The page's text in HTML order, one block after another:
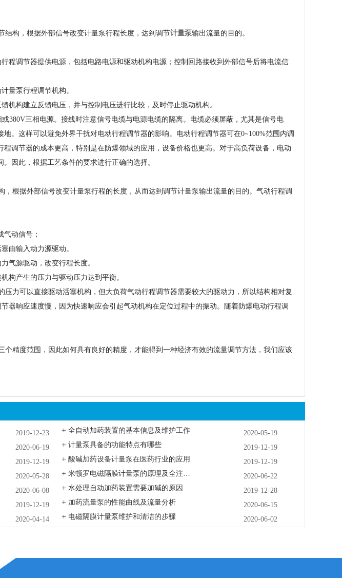
构，根据外部信号改变计量泵行程长度，达到调节计量泵输出流量的目的。
程调节器提供电源，包括电路电源和驱动机构电源；控制回路接收到外部信号后将电流信
量泵行程调节机构。
构建立反馈电压，并与控制电压进行比较，及时停止驱动机构。
380V三相电源。接线时注意信号电缆与电源电缆的隔离。电缆必须屏蔽，尤其是信号电
。这样可以避免外界干扰对电动行程调节器的影响。电动行程调节器可在0~100%范围内调
调节器的成本更高，特别是在防爆领域的应用，设备价格也更高。对于高负荷设备，电动
因此，根据工艺条件的要求进行正确的选择。
根据外部信号改变计量泵行程的长度，从而达到调节计量泵输出流量的目的。气动行程调
动信号；
由输入动力源驱动。
气源驱动，改变行程长度。
构产生的压力与驱动压力达到平衡。
力可以直接驱动活塞机构，但大负荷气动行程调节器需要较大的驱动力，所以结构相对复
器响应速度慢，因为快速响应会引起气动机构在定位过程中的振动。随着防爆电动行程调
精度范围，因此如何具有良好的精度，才能得到一种经济有效的流量调节方法，我们应该
2019-12-23 2020-05-19
全自动加药装置的基本信息及维护工作
2020-06-19 2019-12-19
计量泵具备的功能特点有哪些
2019-12-19 2019-12-19
酸碱加药设备计量泵在医药行业的应用
2020-05-28 2020-06-22
2020-06-08 2019-12-28
水处理自动加药装置需要加碱的原因
2019-12-19 2020-06-15
加药流量泵的性能曲线及流量分析
2020-04-14 2020-06-02
电磁隔膜计量泵维护和清洁的步骤